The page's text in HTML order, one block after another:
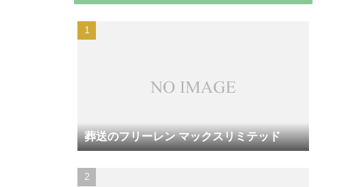
葬送のフリーレン マックスリミテッド